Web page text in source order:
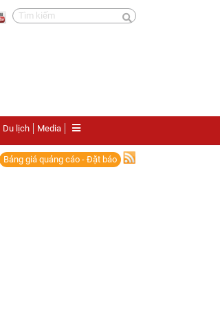
Du lịch Media
Bảng giá quảng cáo - Đặt báo